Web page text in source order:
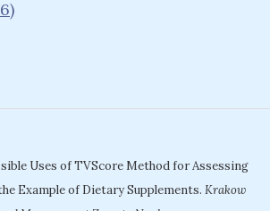
Uses of TVScore Method for Assessing
Example of Dietary Supplements. Krakow